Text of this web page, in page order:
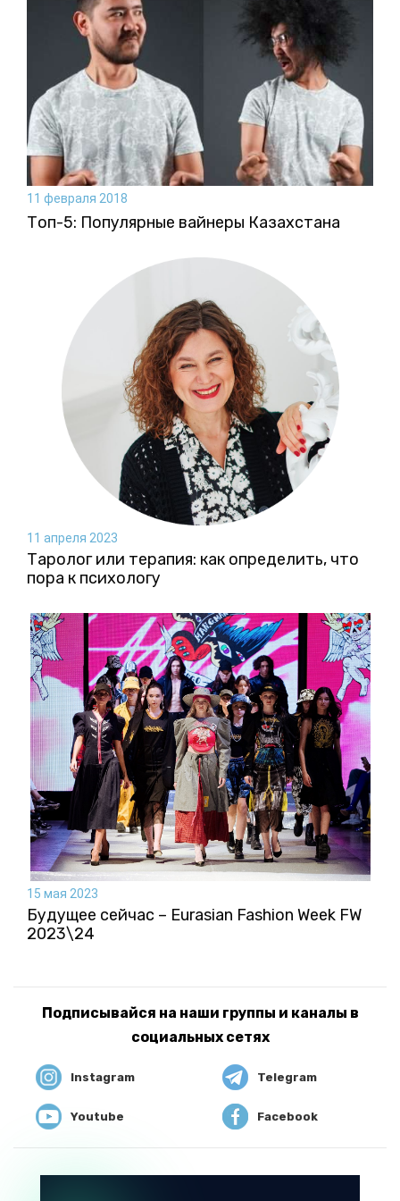
11 февраля 2018
Топ-5: Популярные вайнеры Казахстана
11 апреля 2023
Таролог или терапия: как определить, что
пора к психологу
15 мая 2023
Будущее сейчас – Eurasian Fashion Week FW
2023\24
Подписывайся на наши группы и каналы в
социальных сетях
Instagram Telegram
Youtube Facebook